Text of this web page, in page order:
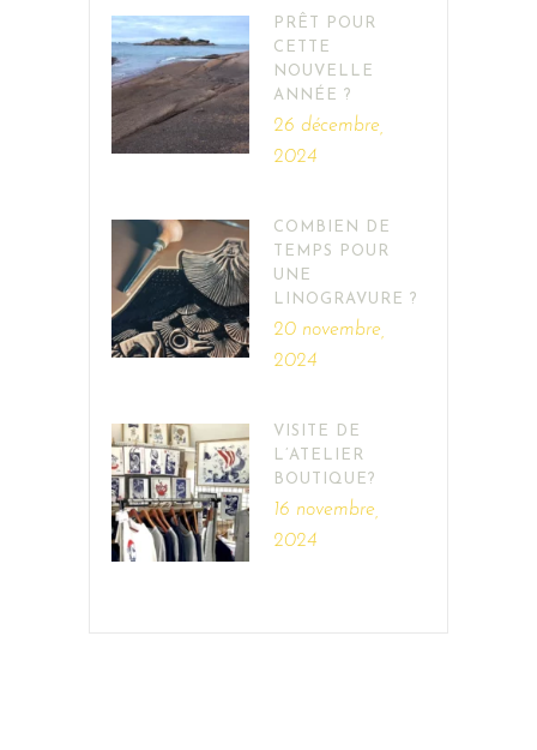
PRÊT POUR
CETTE
NOUVELLE
ANNÉE ?
26 décembre,
2024
COMBIEN DE
TEMPS POUR
UNE
LINOGRAVURE ?
20 novembre,
2024
VISITE DE
L’ATELIER
BOUTIQUE?
16 novembre,
2024